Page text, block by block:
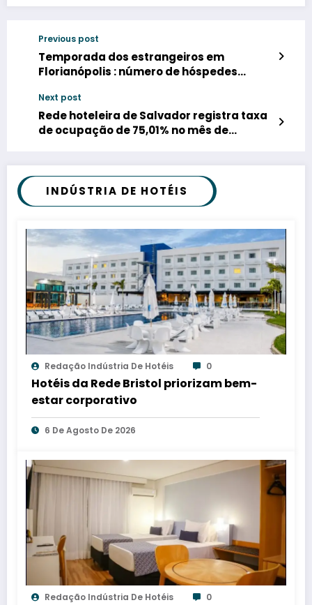
Previous post
Temporada dos estrangeiros em
Florianópolis : número de hóspedes
Internacional
Next post
Rede hoteleira de Salvador registra taxa
de ocupação de 75,01% no mês de
INDÚSTRIA DE HOTÉIS
Redação Indústria De Hotéis 0
Hotéis da Rede Bristol priorizam bem-
estar corporativo
6 De Agosto De 2026
Redação Indústria De Hotéis 0